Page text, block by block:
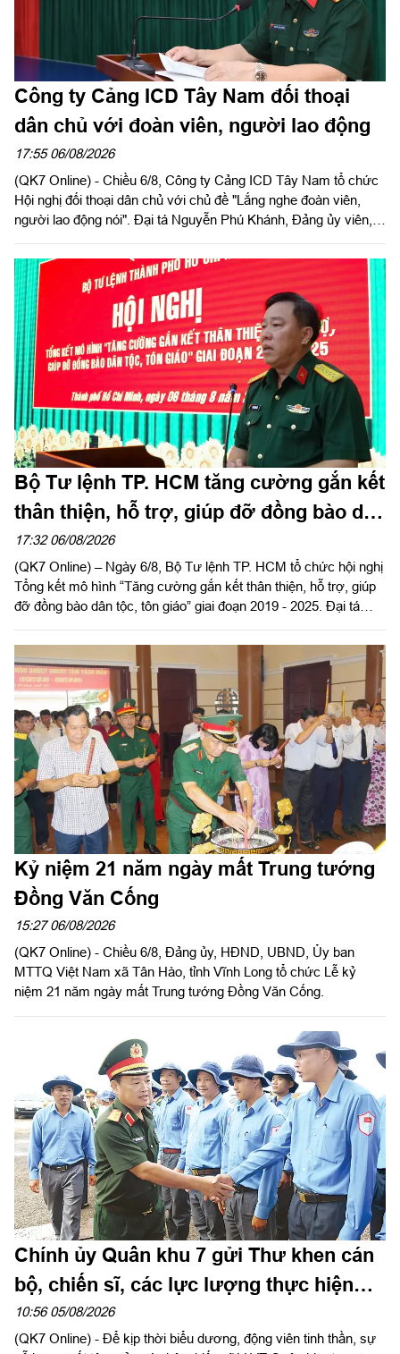
Công ty Cảng ICD Tây Nam đối thoại
dân chủ với đoàn viên, người lao động
17:55 06/08/2026
(QK7 Online) - Chiều 6/8, Công ty Cảng ICD Tây Nam tổ chức
Hội nghị đối thoại dân chủ với chủ đề "Lắng nghe đoàn viên,
người lao động nói". Đại tá Nguyễn Phú Khánh, Đảng ủy viên,
Thượng tá Nguyễn Ngọc Khánh, Giám đốc Công ty Cảng ICD
Tây Nam chủ trì hội nghị. Dự hội nghị có Đại tá Phạm Thị Thu
Hương, Trưởng phòng Công tác quần chúng, Cục Chính trị
Quân khu 7; Đại tá Trần Thị Mỹ Châu, Phó Tổng giám đốc
Công ty Tây Nam cùng đông đảo cán bộ, đoàn viên, người lao
động Công ty Cảng ICD Tây Nam.
Bộ Tư lệnh TP. HCM tăng cường gắn kết
thân thiện, hỗ trợ, giúp đỡ đồng bào dân
tộc, tôn giáo
17:32 06/08/2026
(QK7 Online) – Ngày 6/8, Bộ Tư lệnh TP. HCM tổ chức hội nghị
Tổng kết mô hình “Tăng cường gắn kết thân thiện, hỗ trợ, giúp
đỡ đồng bào dân tộc, tôn giáo” giai đoạn 2019 - 2025. Đại tá
đạo hội nghị.
Kỷ niệm 21 năm ngày mất Trung tướng
Đồng Văn Cống
15:27 06/08/2026
(QK7 Online) - Chiều 6/8, Đảng ủy, HĐND, UBND, Ủy ban
MTTQ Việt Nam xã Tân Hào, tỉnh Vĩnh Long tổ chức Lễ kỷ
niệm 21 năm ngày mất Trung tướng Đồng Văn Cống.
Chính ủy Quân khu 7 gửi Thư khen cán
bộ, chiến sĩ, các lực lượng thực hiện
nhiệm vụ tìm kiếm, quy tập và xác định
danh tính hài cốt liệt sĩ
10:56 05/08/2026
(QK7 Online) - Để kịp thời biểu dương, động viên tinh thần, sự